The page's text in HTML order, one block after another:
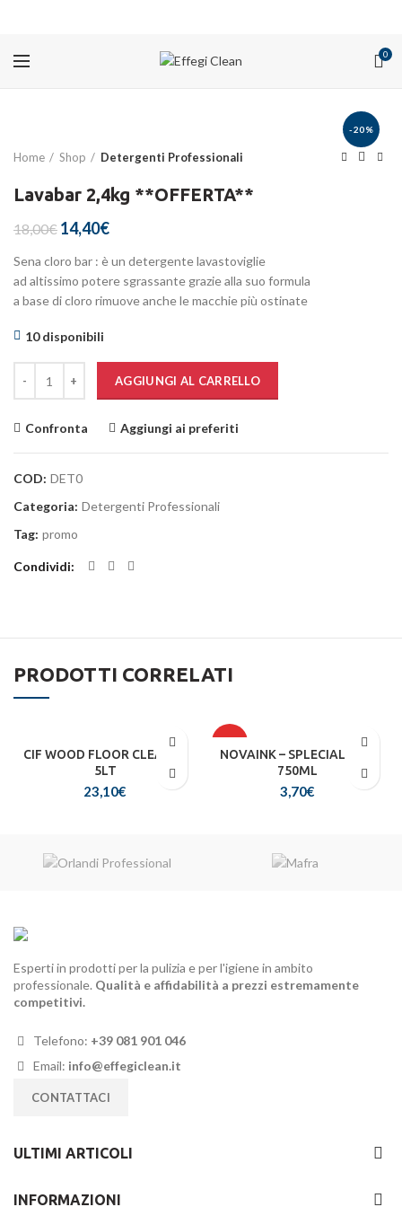
0
-20%
Home Shop Detergenti Professionali
Lavabar 2,4kg **OFFERTA**
18,00€ Il
originale
era:
18,00€.
14,40€Il
attuale
è:
14,40€.
Sena cloro bar : è un detergente lavastoviglie
ad altissimo potere sgrassante grazie alla suo formula
a base di cloro rimuove anche le macchie più ostinate
10 disponibili
AGGIUNGI AL CARRELLO
Confronta Aggiungi ai preferiti
COD: DET0
Categoria: Detergenti Professionali
Tag: promo
Condividi
PRODOTTI CORRELATI
CIF WOOD FLOOR CLEANER
5LT
23,10€
NOVAINK – SPLECIAL LINE
750ML
3,70€
Esperti in prodotti per la pulizia e per l'igiene in ambito
professionale. Qualità e affidabilità a prezzi estremamente
competitivi.
Telefono: +39 081 901 046
Email: info@effegiclean.it
CONTATTACI
ULTIMI ARTICOLI
INFORMAZIONI